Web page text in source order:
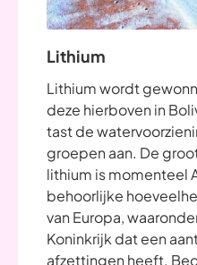
Lithium
Lithium wordt
deze hierboven in
tast de
groepen aan. De
lithium is momenteel
behoorlijke
van Europa,
Koninkrijk dat een
afzettingen heeft.